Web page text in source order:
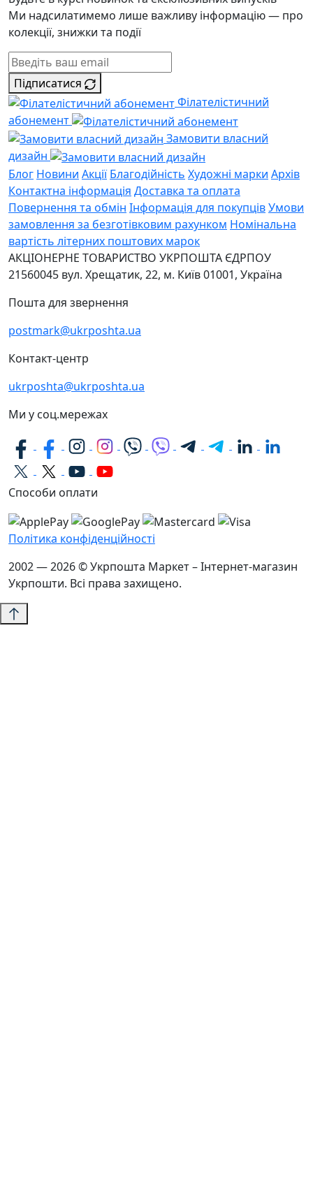
Ми надсилатимемо лише важливу інформацію — про
колекції, знижки та події
Підписатися
Філателістичний
абонемент
Замовити власний
дизайн
Блог Новини Акції Благодійність Художні марки Архів
Контактна інформація Доставка та оплата
Повернення та обмін Інформація для покупцівУмови
замовлення за безготівковим рахунком Номінальна
вартість літерних поштових марок
АКЦІОНЕРНЕ ТОВАРИСТВО УКРПОШТА ЄДРПОУ
21560045 вул. Хрещатик, 22, м. Київ01001, Україна
Пошта для звернення
postmark@ukrposhta.ua
Контакт-центр
ukrposhta@ukrposhta.ua
Ми у соц.мережах
Способи оплати
Політика конфіденційності
2002 — 2026 © Укрпошта Маркет – Інтернет-магазин
Укрпошти. Всі права захищено.